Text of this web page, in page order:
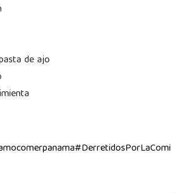
de ajo
#DerretidosPorLaComi